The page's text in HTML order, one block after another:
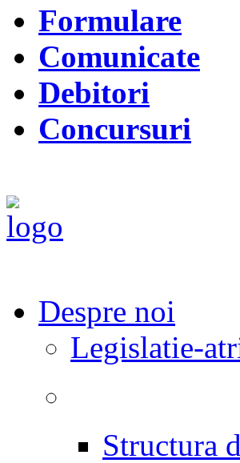
Formulare
Comunicate
Debitori
Concursuri
Despre noi
Legislatie-
Structura